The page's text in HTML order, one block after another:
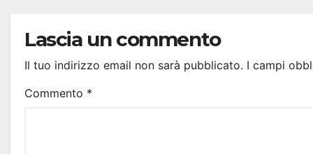
Lascia un commento
Il tuo indirizzo email non sarà pubblicato. I campi
Commento *